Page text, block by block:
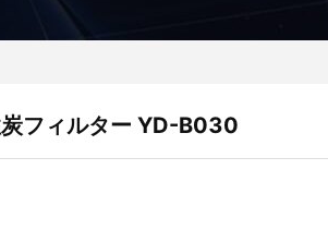
フィルター YD-B030